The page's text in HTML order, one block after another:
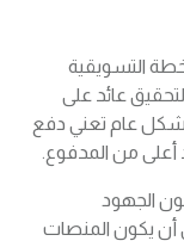
التسويقية
عائد على
بشكل عام تعني دفع
أعلى من المدفوع.
الجهود
أن يكون المنصات